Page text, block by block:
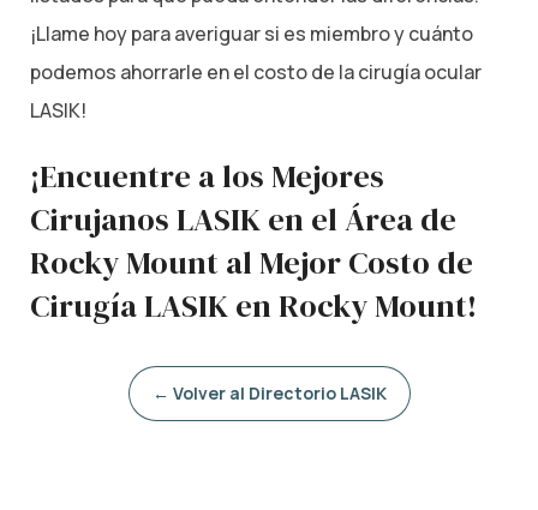
¡Llame hoy para averiguar si es miembro y cuánto
podemos ahorrarle en el costo de la cirugía ocular
LASIK!
¡Encuentre a los Mejores
Cirujanos LASIK en el Área de
Rocky Mount al Mejor Costo de
Cirugía LASIK en Rocky Mount!
← Volver al Directorio LASIK